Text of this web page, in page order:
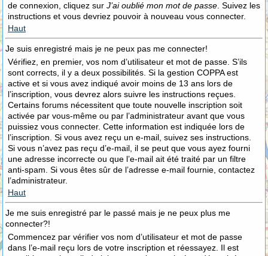
de connexion, cliquez sur J’ai oublié mon mot de passe . Suivez les
instructions et vous devriez pouvoir à nouveau vous connecter.
Haut
Je suis enregistré mais je ne peux pas me connecter!
Vérifiez, en premier, vos nom d’utilisateur et mot de passe. S’ils
sont corrects, il y a deux possibilités. Si la gestion COPPA est
active et si vous avez indiqué avoir moins de 13 ans lors de
l’inscription, vous devrez alors suivre les instructions reçues.
Certains forums nécessitent que toute nouvelle inscription soit
activée par vous-même ou par l’administrateur avant que vous
puissiez vous connecter. Cette information est indiquée lors de
l’inscription. Si vous avez reçu un e-mail, suivez ses instructions.
Si vous n’avez pas reçu d’e-mail, il se peut que vous ayez fourni
une adresse incorrecte ou que l’e-mail ait été traité par un filtre
anti-spam. Si vous êtes sûr de l’adresse e-mail fournie, contactez
l’administrateur.
Haut
Je me suis enregistré par le passé mais je ne peux plus me
connecter?!
Commencez par vérifier vos nom d’utilisateur et mot de passe
dans l’e-mail reçu lors de votre inscription et réessayez. Il est